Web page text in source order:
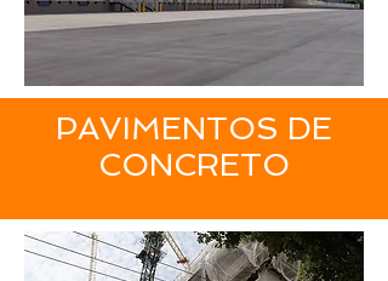
PAVIMENTOS DE
CONCRETO